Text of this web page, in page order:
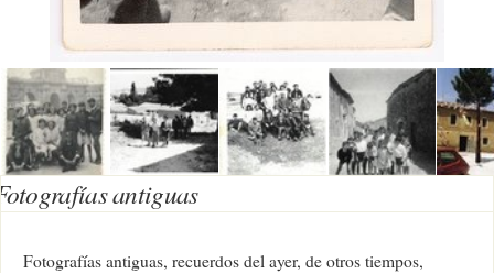
antiguas
Fotografías antiguas, recuerdos del ayer, de otros tiempos,